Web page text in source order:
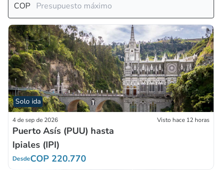
COP
Solo ida
4 de sep de 2026 Visto hace 12 horas
Puerto Asís (PUU) hasta
Ipiales (IPI)
DesdeCOP 220.770